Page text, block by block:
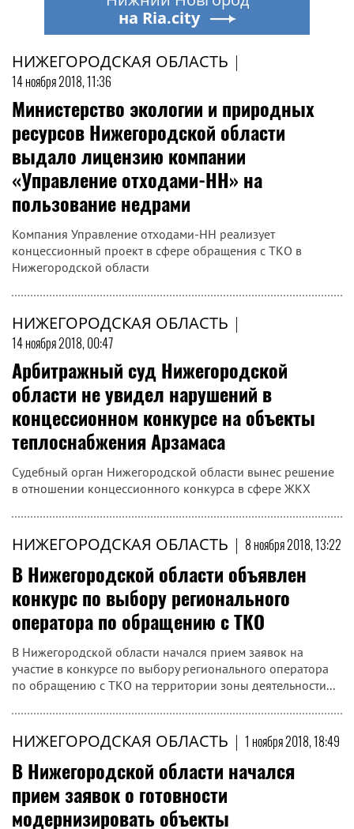
НИЖЕГОРОДСКАЯ ОБЛАСТЬ |
14 ноября 2018, 11:36
Министерство экологии и природных
ресурсов Нижегородской области
выдало лицензию компании
«Управление отходами-НН» на
пользование недрами
Компания Управление отходами-НН реализует
концессионный проект в сфере обращения с ТКО в
Нижегородской области
НИЖЕГОРОДСКАЯ ОБЛАСТЬ |
14 ноября 2018, 00:47
Арбитражный суд Нижегородской
области не увидел нарушений в
концессионном конкурсе на объекты
теплоснабжения Арзамаса
Судебный орган Нижегородской области вынес решение
в отношении концессионного конкурса в сфере ЖКХ
НИЖЕГОРОДСКАЯ ОБЛАСТЬ | 8 ноября 2018, 13:22
В Нижегородской области объявлен
конкурс по выбору регионального
оператора по обращению с ТКО
В Нижегородской области начался прием заявок на
участие в конкурсе по выбору регионального оператора
по обращению с ТКО на территории зоны деятельности...
НИЖЕГОРОДСКАЯ ОБЛАСТЬ | 1 ноября 2018, 18:49
В Нижегородской области начался
прием заявок о готовности
модернизировать объекты
на Ria.city